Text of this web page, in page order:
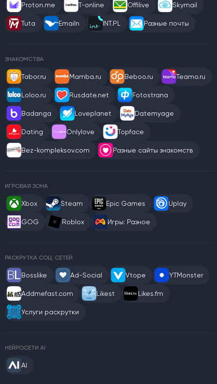
Proton.me T-online Offilive Skymail
Tuta Emailn INT.PL Разные почты
ЗНАКОМСТВА
Tabor.ru Mamba.ru Beboo.ru Teamo.ru
Loloo.ru Rusdate.net Fotostrana
Badanga Loveplanet Datemyage
Dating Onlylove Topface
Bez-kompleksov.com Разные сайты знакомств
ИГРОВАЯ ЗОНА
Xbox Steam Epic Games Uplay
GOG Roblox Игры: Разное
РАСКРУТКА СОЦ. СЕТЕЙ
Bosslike Ad-Social Vtope YTMonster
Addmefast.com Likest Likes.fm
Услуги раскрутки
НЕЙРОСЕТИ AI
AI